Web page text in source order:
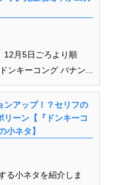
12月5日ごろより順
ンキーコング バナン...
ンアップ！？セリフの
リーン【『ドンキーコ
小ネタ】
る小ネタを紹介しま